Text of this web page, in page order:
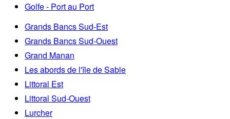
Golfe - Port au Port
Grands Bancs Sud-Est
Grands Bancs Sud-Ouest
Grand Manan
Les abords de l'île de Sable
Littoral Est
Littoral Sud-Ouest
Lurcher